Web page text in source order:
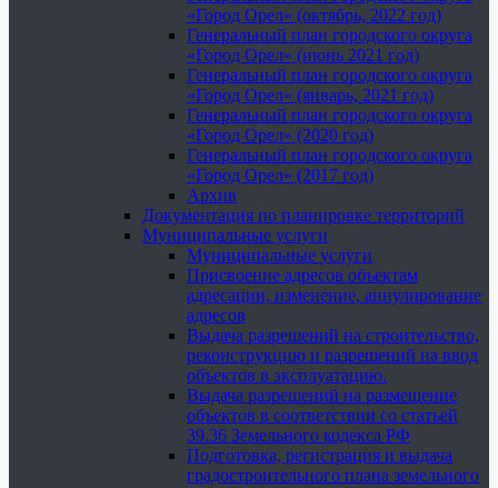
«Город Орел» (октябрь, 2022 год)
Генеральный план городского округа
«Город Орел» (июнь 2021 год)
Генеральный план городского округа
«Город Орел» (январь, 2021 год)
Генеральный план городского округа
«Город Орел» (2020 год)
Генеральный план городского округа
«Город Орел» (2017 год)
Архив
Документация по планировке территорий
Муниципальные услуги
Муниципальные услуги
Присвоение адресов объектам
адресации, изменение, аннулирование
адресов
Выдача разрешений на строительство,
реконструкцию и разрешений на ввод
объектов в эксплуатацию.
Выдача разрешений на размещение
объектов в соответствии со статьей
39.36 Земельного кодекса РФ
Подготовка, регистрация и выдача
градостроительного плана земельного